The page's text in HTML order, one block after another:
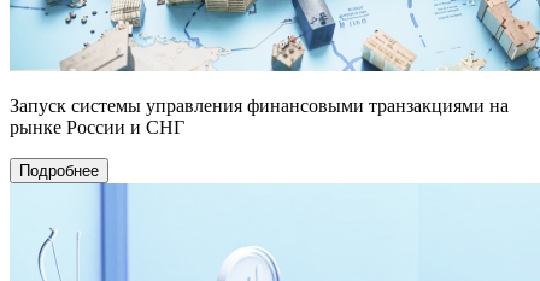
Запуск системы управления финансовыми транзакциями на
рынке России и СНГ
Подробнее